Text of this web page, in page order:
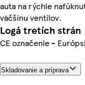
auta na rýchle
väčšinu ventilov.
Logá tretích strán
CE označenie -
Skladovanie a príprava